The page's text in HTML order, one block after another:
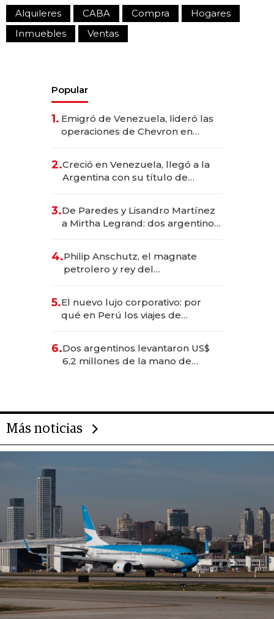
Alquileres CABA Compra
Hogares
Inmuebles
Ventas
Popular
1. Emigró de Venezuela, lideró las
operaciones de Chevron en
2.Creció en Venezuela, llegó a la
Argentina con su título de
las marcas "fast premium"
3.De Paredes y Lisandro Martínez
a Mirtha Legrand: dos argentinos
4.Philip Anschutz, el magnate
petrolero y rey del
Fénix
5.El nuevo lujo corporativo: por
qué en Perú los viajes de
para convertirse en experiencias
transformadoras
6.Dos argentinos levantaron US$
6,2 millones de la mano de
Más noticias